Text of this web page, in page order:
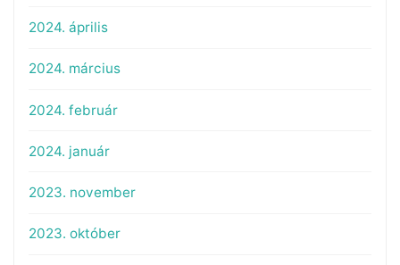
2024. április
2024. március
2024. február
2024. január
2023. november
2023. október